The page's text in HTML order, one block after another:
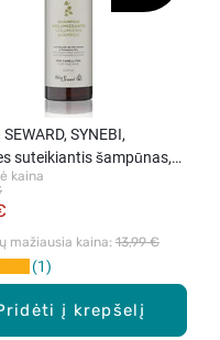
į krepšelį
SYNEBI,
suteikiantis šampūnas,
kaina
mažiausia kaina: 13,99 €
1